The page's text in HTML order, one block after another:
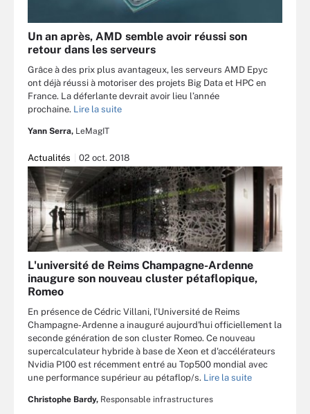
Un an après, AMD semble avoir réussi son
retour dans les serveurs
Grâce à des prix plus avantageux, les serveurs AMD Epyc
ont déjà réussi à motoriser des projets Big Data et HPC en
France. La déferlante devrait avoir lieu l’année
prochaine. Lire la suite
Yann Serra, LeMagIT
Actualités 02 oct. 2018
L'université de Reims Champagne-Ardenne
inaugure son nouveau cluster pétaflopique,
Romeo
En présence de Cédric Villani, l'Université de Reims
Champagne-Ardenne a inauguré aujourd'hui officiellement la
seconde génération de son cluster Romeo. Ce nouveau
supercalculateur hybride à base de Xeon et d'accélérateurs
Nvidia P100 est récemment entré au Top500 mondial avec
une performance supérieur au pétaflop/s. Lire la suite
Christophe Bardy, Responsable infrastructures